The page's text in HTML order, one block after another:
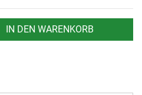
IN DEN WARENKORB